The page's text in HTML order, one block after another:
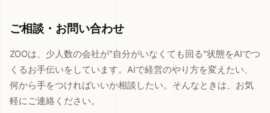
ご相談・お問い合わせ
ZOOは、少人数の会社が"自分がいなくても回る"状態をAIでつ
くるお手伝いをしています。AIで経営のやり方を変えたい、
何から手をつければいいか相談したい。そんなときは、お気
軽にご連絡ください。